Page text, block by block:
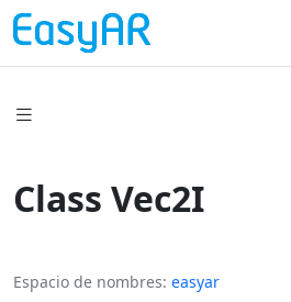
Class Vec2I
Espacio de nombres easyar